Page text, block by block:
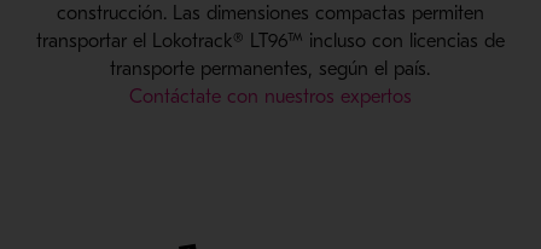
construcción. Las dimensiones compactas permiten
transportar el Lokotrack® LT96™ incluso con licencias de
transporte permanentes, según el país.
Contáctate con nuestros expertos